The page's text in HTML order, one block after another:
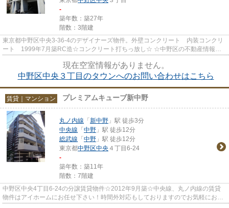
-
築年数：築27年
階数：3階建
東京都中野区中央3-36-4のデザイナーズ物件。外壁コンクリート 内装コンクリ
ート 1999年7月築RC造☆コンクリート打ちっ放し☆ ☆中野区の不動産情報は
現在空室情報がありません。
中野区中央３丁目のタウンへのお問い合わせはこちら
賃貸｜マンション プレミアムキューブ新中野
丸ノ内線 「 新中野 」駅 徒歩3分
中央線 「 中野 」駅 徒歩12分
総武線 「 中野 」駅 徒歩12分
東京都中野区中央 ４丁目6-24
-
築年数：築11年
階数：7階建
中野区中央4丁目6-24の分譲賃貸物件☆2012年9月築☆中央線、丸ノ内線の賃貸
物件はアイホームにお任せ下さい！時間外対応もしておりますのでお気軽にお問